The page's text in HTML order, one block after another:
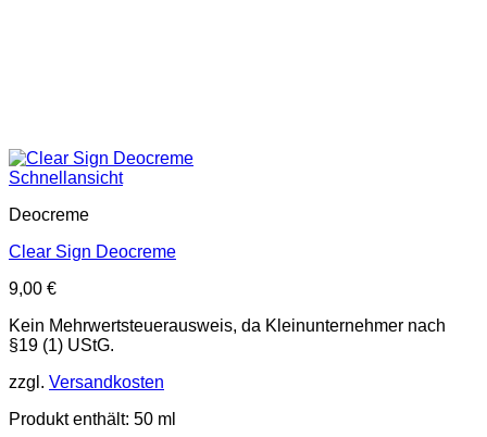
Schnellansicht
Deocreme
Clear Sign Deocreme
9,00 €
Kein Mehrwertsteuerausweis, da Kleinunternehmer nach
§19 (1) UStG.
zzgl. Versandkosten
Produkt enthält: 50 ml